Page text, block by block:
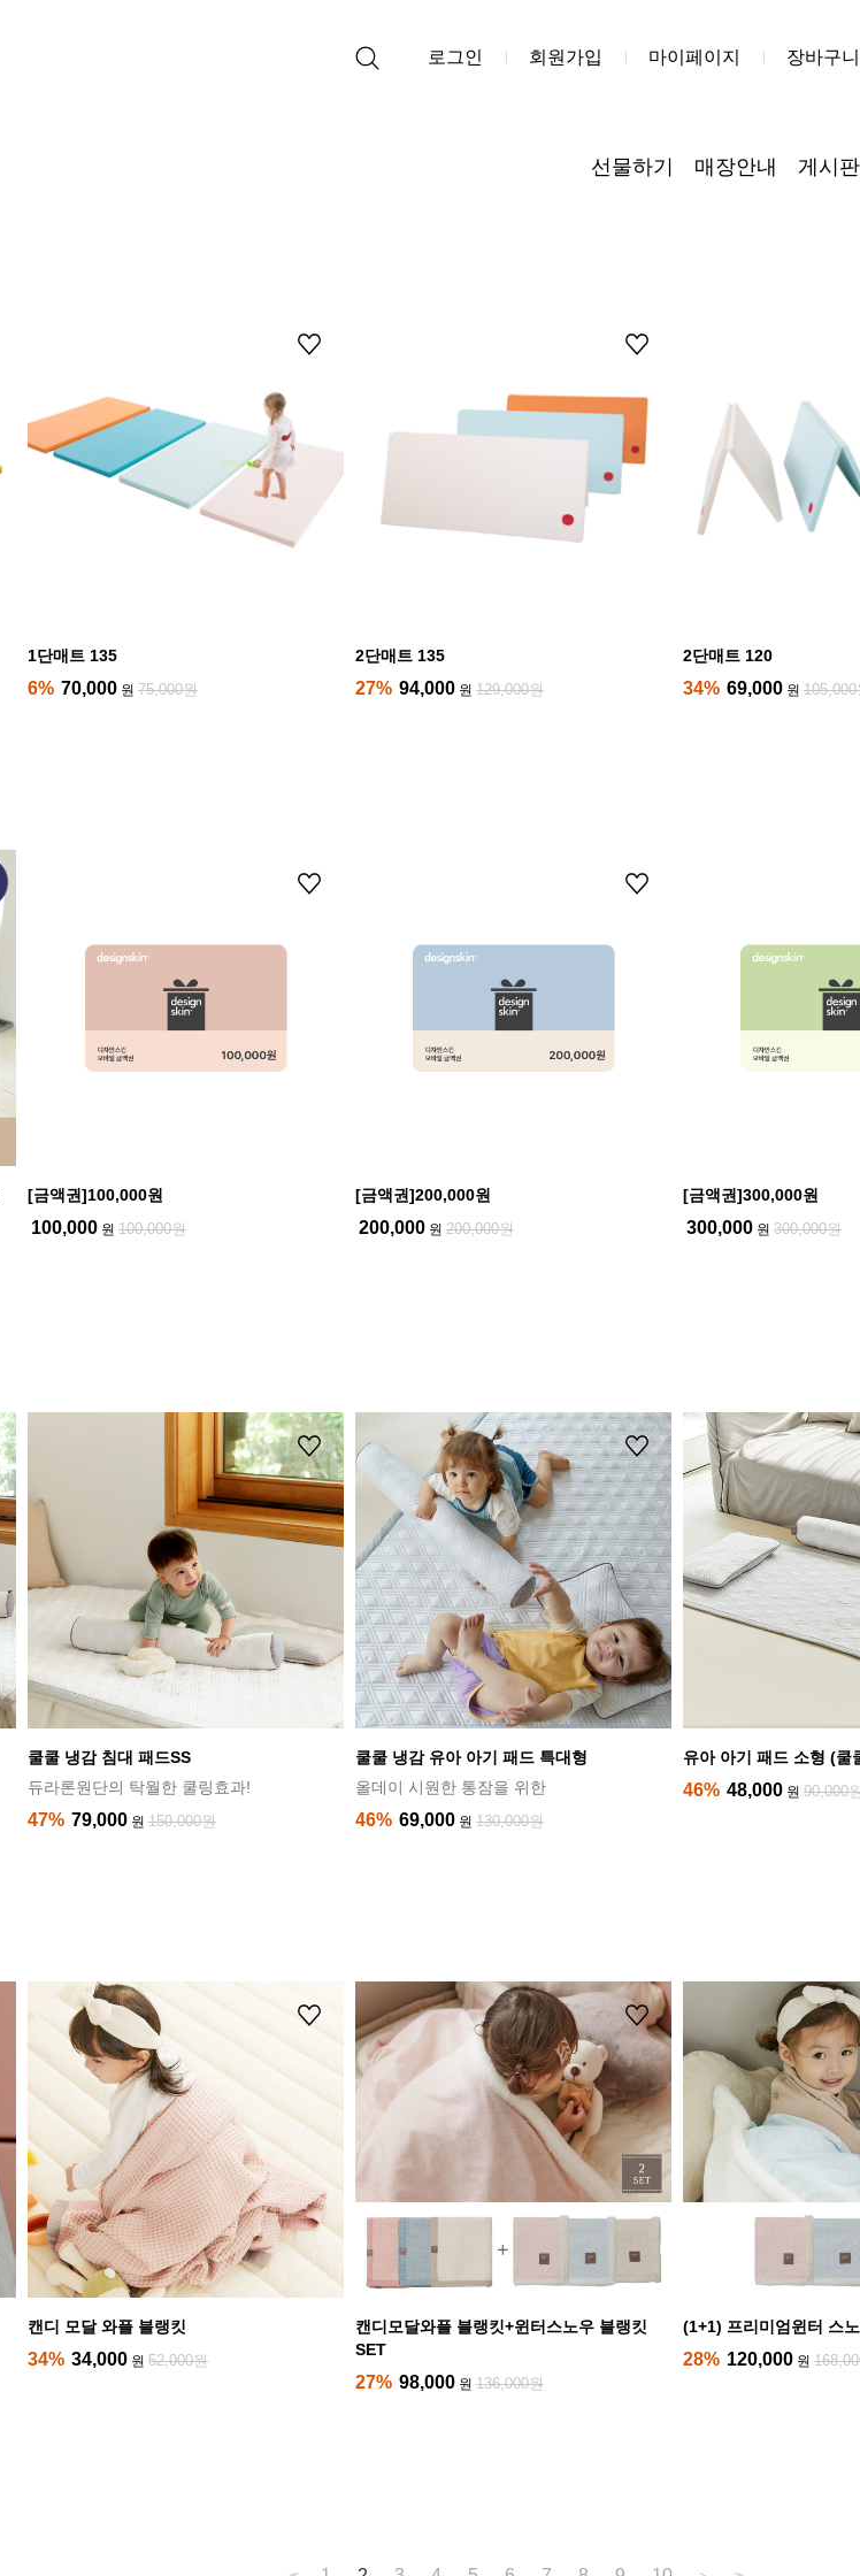
로그인 회원가입 마이페이지 장바구니
선물하기 매장안내 게시판
1단매트 135
6% 70,000 원 75,000원
2단매트 135
27% 94,000 원 129,000원
2단매트 120
34% 69,000 원 105,000
[금액권]100,000원
100,000 원 100,000원
[금액권]200,000원
200,000 원 200,000원
[금액권]300,000원
300,000 원 300,000원
쿨쿨 냉감 침대 패드SS
듀라론원단의 탁월한 쿨링효과!
47% 79,000 원 150,000원
쿨쿨 냉감 유아 아기 패드 특대형
올데이 시원한 통잠을 위한
46% 69,000 원 130,000원
유아 아기 패드 소형 (쿨
46% 48,000 원 90,000
캔디 모달 와플 블랭킷
34% 34,000 원 52,000원
캔디모달와플 블랭킷+윈터스노우 블랭킷
SET
27% 98,000 원 136,000원
(1+1) 프리미엄윈터 스
28% 120,000 원